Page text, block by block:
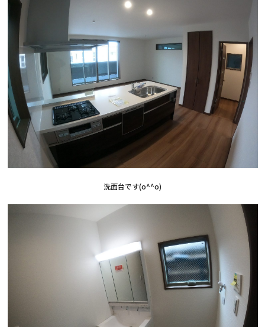
洗面台です(o^^o)